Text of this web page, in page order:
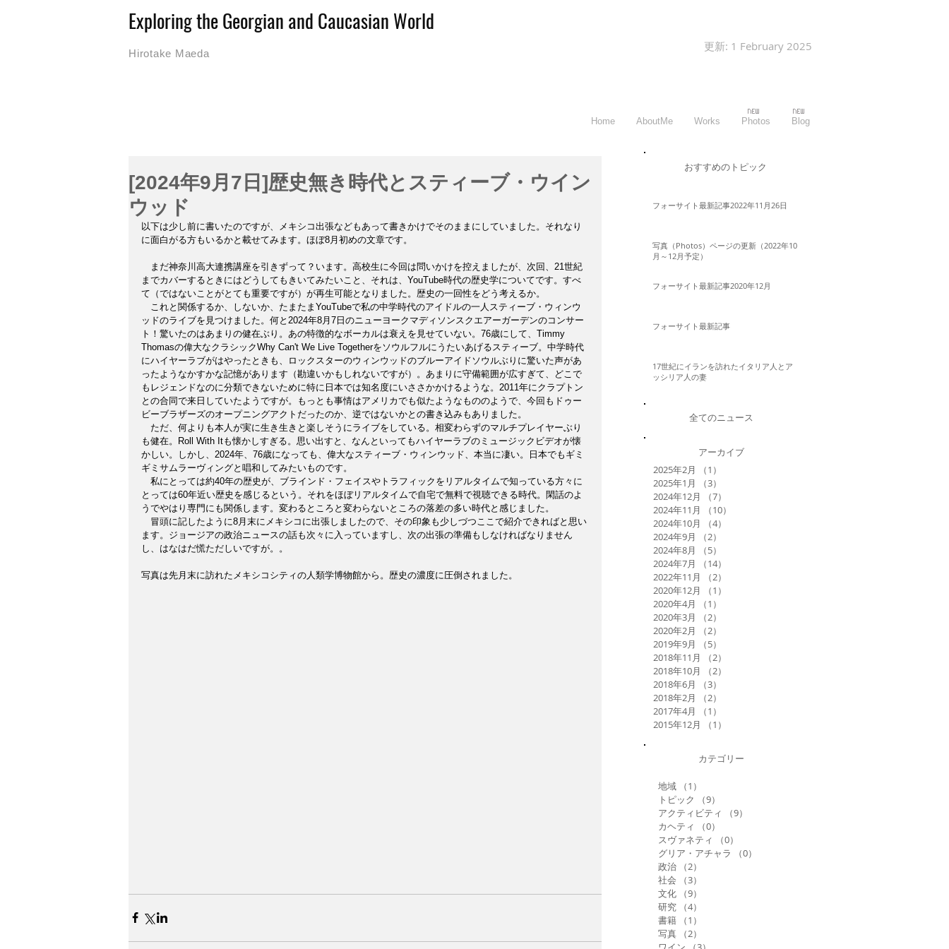
Exploring the Georgian and Caucasian World
Hirotake Maeda
更新: 1 February 2025
Home AboutMe Works Photos Blog
[2024年9月7日]歴史無き時代とスティーブ・ウイン
ウッド
以下は少し前に書いたのですが、メキシコ出張などもあって書きかけでそのままにしていました。それなり
に面白がる方もいるかと載せてみます。ほぼ8月初めの文章です。
まだ神奈川高大連携講座を引きずって？います。高校生に今回は問いかけを控えましたが、次回、21世紀
までカバーするときにはどうしてもきいてみたいこと、それは、YouTube時代の歴史学についてです。すべ
て（ではないことがとても重要ですが）が再生可能となりました。歴史の一回性をどう考えるか。
これと関係するか、しないか、たまたまYouTubeで私の中学時代のアイドルの一人スティーブ・ウィンウ
ッドのライブを見つけました。何と2024年8月7日のニューヨークマディソンスクエアーガーデンのコンサー
ト！驚いたのはあまりの健在ぶり。あの特徴的なボーカルは衰えを見せていない。76歳にして、Timmy
Thomasの偉大なクラシックWhy Can't We Live Togetherをソウルフルにうたいあげるスティーブ。中学時代
にハイヤーラブがはやったときも、ロックスターのウィンウッドのブルーアイドソウルぶりに驚いた声があ
ったようなかすかな記憶があります（勘違いかもしれないですが）。あまりに守備範囲が広すぎて、どこで
もレジェンドなのに分類できないために特に日本では知名度にいささかかけるような。2011年にクラプトン
との合同で来日していたようですが。もっとも事情はアメリカでも似たようなもののようで、今回もドゥー
ビーブラザーズのオープニングアクトだったのか、逆ではないかとの書き込みもありました。
ただ、何よりも本人が実に生き生きと楽しそうにライブをしている。相変わらずのマルチプレイヤーぶり
も健在。Roll With Itも懐かしすぎる。思い出すと、なんといってもハイヤーラブのミュージックビデオが懐
かしい。しかし、2024年、76歳になっても、偉大なスティーブ・ウィンウッド、本当に凄い。日本でもギミ
ギミサムラーヴィングと唱和してみたいものです。
私にとっては約40年の歴史が、ブラインド・フェイスやトラフィックをリアルタイムで知っている方々に
とっては60年近い歴史を感じるという。それをほぼリアルタイムで自宅で無料で視聴できる時代。閑話のよ
うでやはり専門にも関係します。変わるところと変わらないところの落差の多い時代と感じました。
冒頭に記したように8月末にメキシコに出張しましたので、その印象も少しづつここで紹介できればと思い
ます。ジョージアの政治ニュースの話も次々に入っていますし、次の出張の準備もしなければなりません
し、はなはだ慌ただしいですが。。
写真は先月末に訪れたメキシコシティの人類学博物館から。歴史の濃度に圧倒されました。
​おすすめのトピック
フォーサイト最新記事2022年11月26日
写真（Photos）ページの更新（2022年10
月～12月予定）
フォーサイト最新記事2020年12月
フォーサイト最新記事
17世紀にイランを訪れたイタリア人とア
ッシリア人の妻
全てのニュース
アーカイブ
2025年2月 （1）
2025年1月
（3）
2024年12月
（7）
2024年11月
（10）
2024年10月
（4）
2024年9月
（2）
2024年8月
（5）
2024年7月
（14）
2022年11月
（2）
2020年12月
（1）
2020年4月
（1）
2020年3月
（2）
2020年2月
（2）
2019年9月
（5）
2018年11月
（2）
2018年10月
（2）
2018年6月
（3）
2018年2月
（2）
2017年4月
（1）
2015年12月
（1）
カテゴリー
地域 （1）
トピック
（9）
アクティビティ
（9）
カヘティ
（0）
スヴァネティ
（0）
グリア・アチャラ
（0）
政治
（2）
社会
（3）
文化
（9）
研究
（4）
書籍
（1）
写真
（2）